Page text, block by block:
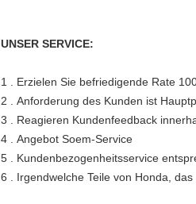
UNSER SERVICE:
1 . Erzielen Sie befriedigende Rate
2 . Anforderung des Kunden ist
3 . Reagieren Kundenfeedback
4 . Angebot Soem-Service
5 . Kundenbezogenheitsservice
6 . Irgendwelche Teile von Honda,